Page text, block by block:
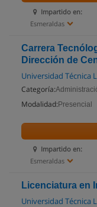
Impartido en:
Esmeraldas
Carrera
Dirección de
Universidad Técnica
Categoría:
Modalidad: Presencial
Impartido en:
Esmeraldas
Licenciatura en
Universidad Técnica